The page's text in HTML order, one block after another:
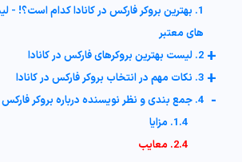
1. بهترین بروکر فارکس در کانادا کدام است؟! -
های معتبر
2. لیست بهترین بروکرهای فارکس در کانادا +
3. نکات مهم در انتخاب بروکر فارکس در کانادا +
4. جمع بندی و نظر نویسنده درباره بروکر فارکس در کانادا -
1.4. مزایا
2.4. معایب